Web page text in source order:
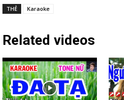
THẺ Karaoke
Related videos